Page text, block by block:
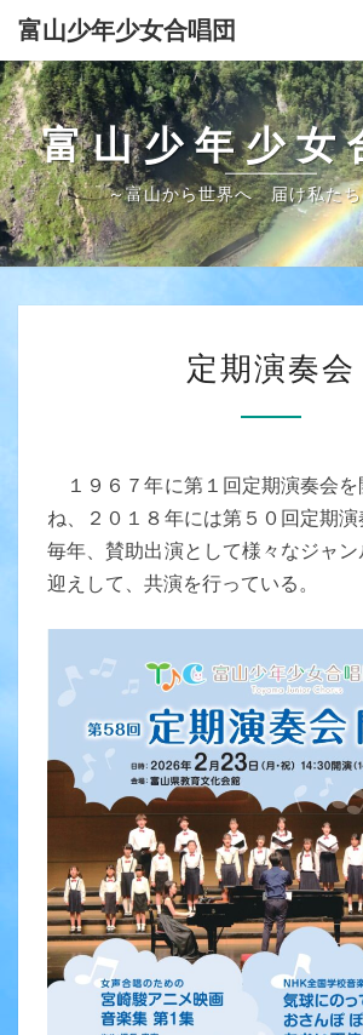
Skip
content
富山少年少女合唱団
富山少年少女
～富山から世界へ 届け私た
期
会
定期演奏会
１９６７年に第１回定期演奏会
ね、２０１８年には第５０回定期演
毎年、賛助出演として様々なジャ
迎えして、共演を行っている。